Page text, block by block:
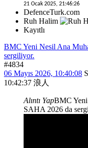
21 Ocak 2025, 21:46:26
DefenceTurk.com
Ruh Halim
Kayıtlı
BMC Yeni Nesil Ana
sergiliyor.
#4834
06 Mayıs 2026, 10:40:08
10:42:37 浪人
Alıntı YapBMC
SAHA 2026 da